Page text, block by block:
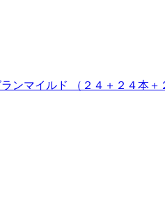
マイルド （２４＋２４本